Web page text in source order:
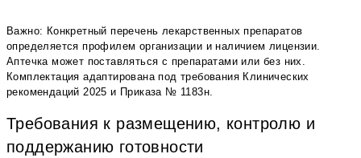
Важно: Конкретный перечень лекарственных препаратов
определяется профилем организации и наличием лицензии.
Аптечка может поставляться с препаратами или без них.
Комплектация адаптирована под требования Клинических
рекомендаций 2025 и Приказа № 1183н.
Требования к размещению, контролю и
поддержанию готовности